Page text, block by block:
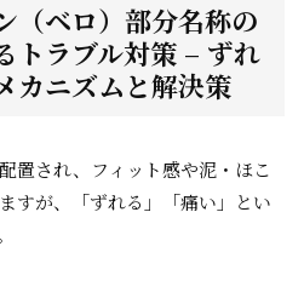
（ベロ）部分名称の
トラブル対策 – ずれ
カニズムと解決策
置され、フィット感や泥・ほこ
すが、「ずれる」「痛い」とい